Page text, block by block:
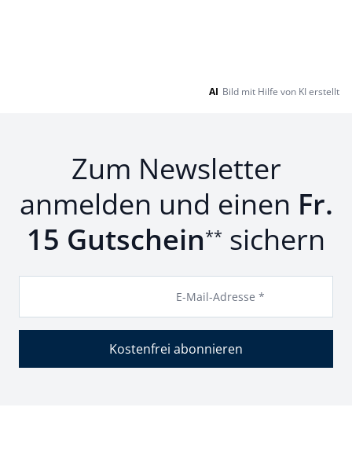
AI Bild mit Hilfe von KI erstellt
Zum Newsletter
anmelden und einen Fr.
15 Gutschein** sichern
E-Mail-Adresse *
Kostenfrei abonnieren